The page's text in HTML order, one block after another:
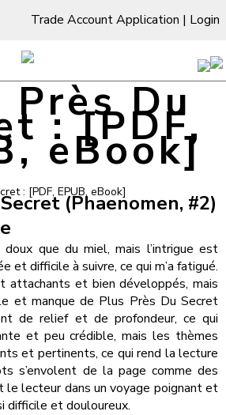
Trade Account Application | Login
Du
: [PDF,
eBook]
: [PDF, EPUB, eBook]
(Phaenomen, #2)
que du miel, mais l’intrigue est
et difficile à suivre, ce qui m’a fatigué.
attachants et bien développés, mais
et manque de Plus Près Du Secret
de relief et de profondeur, ce qui
et peu crédible, mais les thèmes
et pertinents, ce qui rend la lecture
s’envolent de la page comme des
le lecteur dans un voyage poignant et
difficile et douloureux.